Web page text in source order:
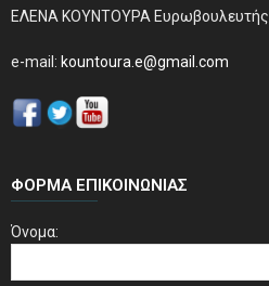
ΕΛΕΝΑ ΚΟΥΝΤΟΥΡΑ Ευρωβουλευτής
e-mail: kountoura.e@gmail.com
ΦΌΡΜΑ ΕΠΙΚΟΙΝΩΝΊΑΣ
Όνομα: